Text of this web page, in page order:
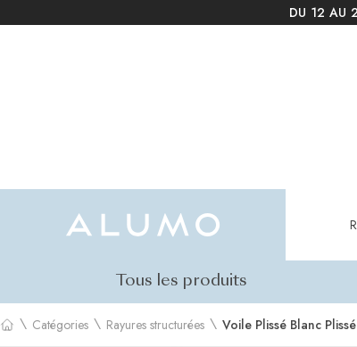
DU 12 AU
Tous les produits
\ Catégories \ Rayures structurées \ Voile Plissé Blanc